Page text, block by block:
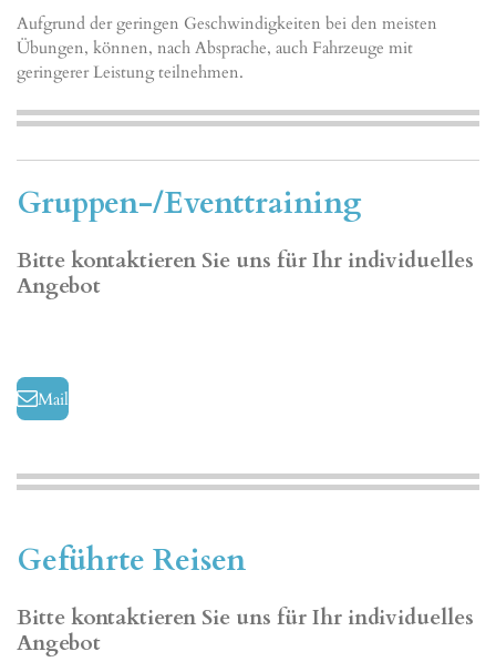
Aufgrund der geringen Geschwindigkeiten bei den meisten
Übungen, können, nach Absprache, auch Fahrzeuge mit
geringerer Leistung teilnehmen.
Gruppen-/Eventtraining
Bitte kontaktieren Sie uns für Ihr individuelles
Angebot
Mail
Geführte Reisen
Bitte kontaktieren Sie uns für Ihr individuelles
Angebot